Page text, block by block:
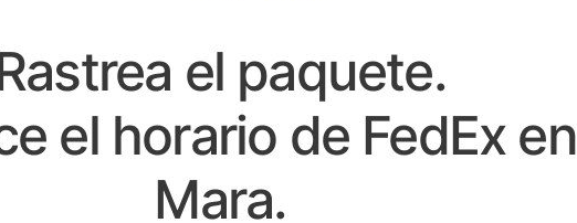
el paquete.
el horario de FedEx en
Mara.